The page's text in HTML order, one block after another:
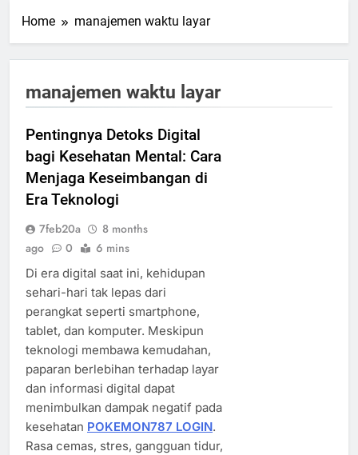
Home manajemen waktu layar
manajemen waktu layar
Pentingnya Detoks Digital
bagi Kesehatan Mental: Cara
Menjaga Keseimbangan di
Era Teknologi
7feb20a
8 months
ago
0 6 mins
Di era digital saat ini, kehidupan
sehari-hari tak lepas dari
perangkat seperti smartphone,
tablet, dan komputer. Meskipun
teknologi membawa kemudahan,
paparan berlebihan terhadap layar
dan informasi digital dapat
menimbulkan dampak negatif pada
kesehatan POKEMON787 LOGIN.
Rasa cemas, stres, gangguan tidur,